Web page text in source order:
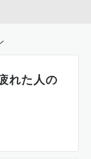
れた人の